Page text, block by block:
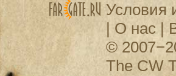
Условия
| О нас|
©
The CW